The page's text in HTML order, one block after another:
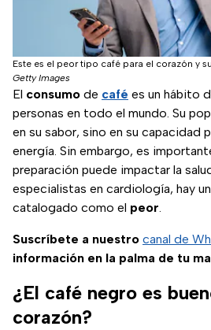
Este es el peor tipo café para el corazón y
Getty Images
El consumo de café es un hábito
personas en todo el mundo. Su
en su sabor, sino en su capacidad
energía. Sin embargo, es
preparación puede impactar la
especialistas en cardiología, hay
catalogado como el peor.
Suscríbete a nuestro canal de
información en la palma de tu
¿El café negro es
corazón?